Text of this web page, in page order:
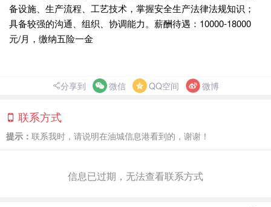
备设施、生产流程、工艺技术，掌握安全生产法律法规知识；
具备较强的沟通、组织、协调能力。薪酬待遇：10000-18000
元/月，缴纳五险一金
分享到 微信 QQ空间 微博
联系方式
提示： 联系我时，请说明在油城信息港看到的，谢谢！
信息已过期，无法查看联系方式